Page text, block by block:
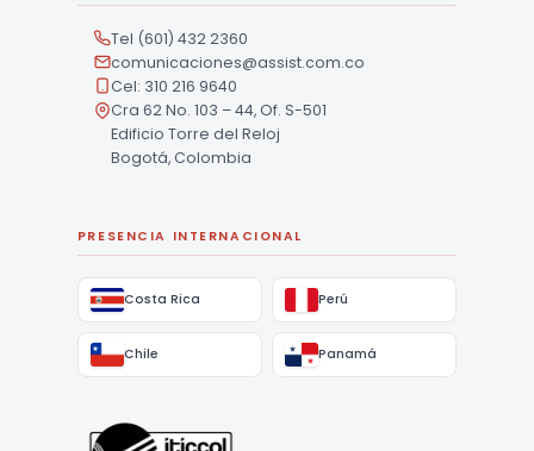
Tel (601) 432 2360
comunicaciones@assist.com.co
Cel: 310 216 9640
Cra 62 No. 103 – 44, Of. S-501
Edificio Torre del Reloj
Bogotá, Colombia
PRESENCIA INTERNACIONAL
Costa Rica Perú
Chile Panamá